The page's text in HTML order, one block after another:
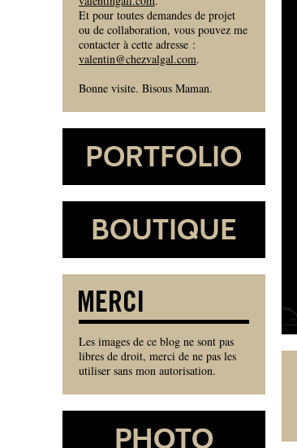
Et pour toutes demandes de projet
ou de collaboration, vous pouvez me
contacter à cette adresse :
valentin@chezvalgal.com.
Bonne visite. Bisous Maman.
Les images de ce blog ne sont pas
libres de droit, merci de ne pas les
utiliser sans mon autorisation.